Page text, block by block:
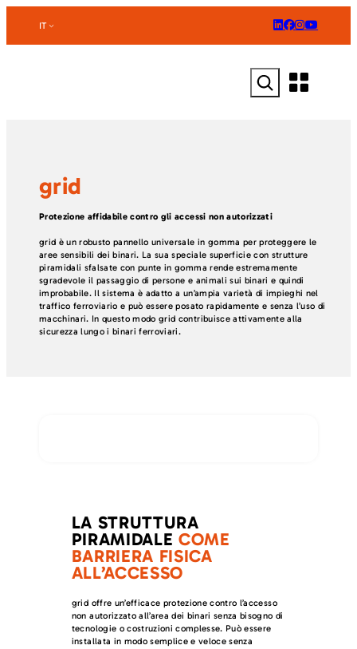
IT
Cerca
grid
Protezione affidabile contro gli accessi non autorizzati
grid è un robusto pannello universale in gomma per proteggere le
aree sensibili dei binari. La sua speciale superficie con strutture
piramidali sfalsate con punte in gomma rende estremamente
sgradevole il passaggio di persone e animali sui binari e quindi
improbabile. Il sistema è adatto a un’ampia varietà di impieghi nel
traffico ferroviario e può essere posato rapidamente e senza l’uso di
macchinari. In questo modo grid contribuisce attivamente alla
sicurezza lungo i binari ferroviari.
LA STRUTTURA
PIRAMIDALECOME
BARRIERA FISICA
ALL’ACCESSO
grid offre un’efficace protezione contro l’accesso
non autorizzato all’area dei binari senza bisogno di
tecnologie o costruzioni complesse. Può essere
installata in modo semplice e veloce senza